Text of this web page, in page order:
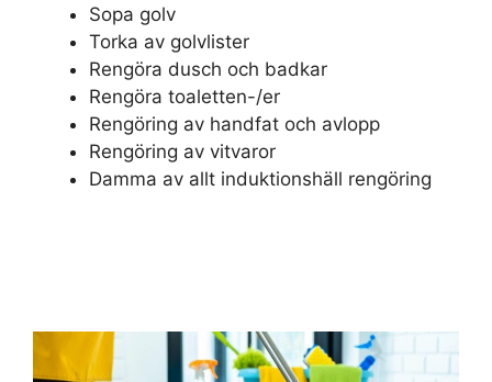
Sopa golv
Torka av golvlister
Rengöra dusch och badkar
Rengöra toaletten-/er
Rengöring av handfat och avlopp
Rengöring av vitvaror
Damma av allt induktionshäll rengöring